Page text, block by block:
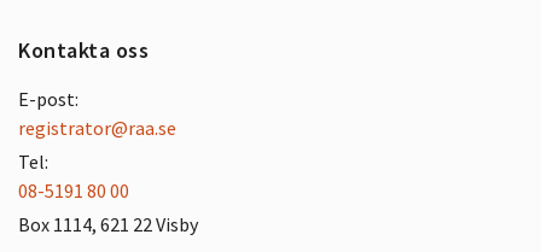
Kontakta oss
E-post:
registrator@raa.se
Tel:
08-5191 80 00
Box 1114, 621 22 Visby